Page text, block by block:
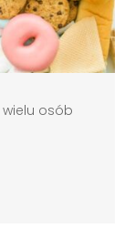
wielu osób